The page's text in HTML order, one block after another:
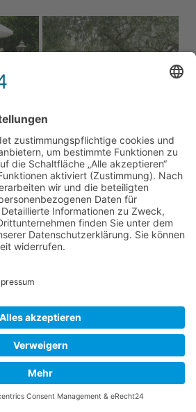
und ‘Strong Annabelle’ – Pyrus
Birne – Rose ‘Guirlande d’Amour’
dann abschließend der
, dessen Untergrund
wurde. Er umrundet dann, nur
diesen geschlossenen
um die Hälfte und endet
am Gartenende, an einem
Ort zum Verweilen. Die im
heimeligen Sitzplätze bieten,